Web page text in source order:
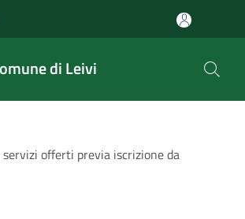
di Leivi
offerti previa iscrizione da